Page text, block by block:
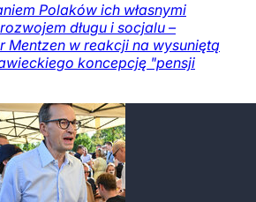
Polaków ich własnymi
długu i socjalu –
Mentzen w reakcji na wysuniętą
koncepcję "pensji